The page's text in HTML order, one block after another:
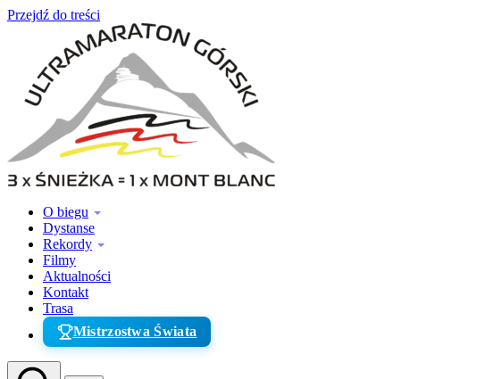
Przejdź do treści
O biegu
Dystanse
Rekordy
Filmy
Aktualności
Kontakt
Trasa
Mistrzostwa Świata